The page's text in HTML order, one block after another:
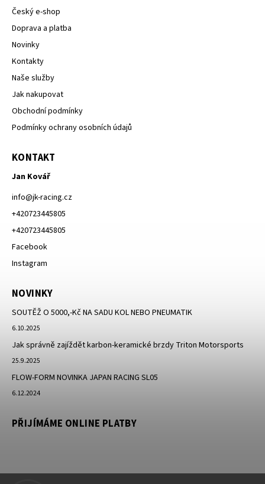
Český e-shop
Doprava a platba
Novinky
Kontakty
Naše služby
Jak nakupovat
Obchodní podmínky
Podmínky ochrany osobních údajů
KONTAKT
Jan Kovář
info@jk-racing.cz
+420723445805
+420723445805
Facebook
Instagram
NOVINKY
SOUTĚŽ O 5000,-Kč NA SADU KOL NEBO PNEUMATIK
6.10.2025
Jak správně zajíždět karbon-keramické brzdy Triton Motorsports
25.9.2025
FLOW-FORM NOVINKA JAPAN RACING SL05
6.12.2024
PŘIJÍMÁME ONLINE PLATBY